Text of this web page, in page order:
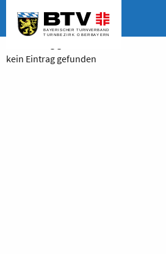
kein Eintrag gefunden